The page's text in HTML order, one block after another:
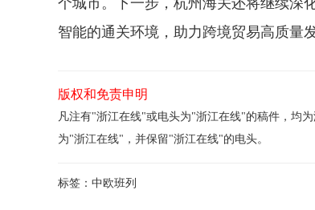
智能的通关环境，助力跨境贸易高质量发
版权和免责申明
凡注有"浙江在线"或电头为"浙江在线"的稿件，均
为"浙江在线"，并保留"浙江在线"的电头。
标签： 中欧班列